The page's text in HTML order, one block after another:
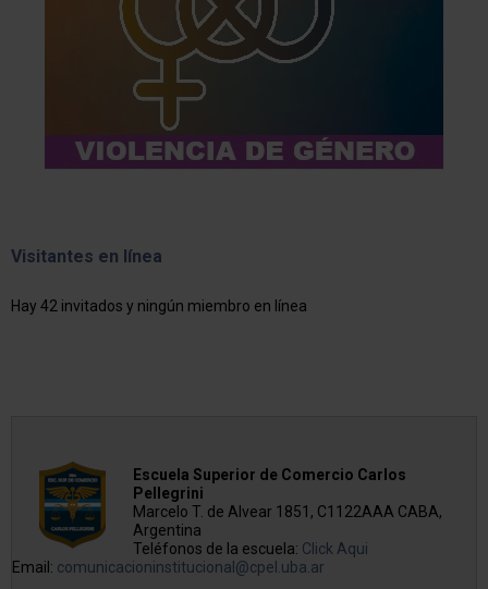
Visitantes en línea
Hay 42 invitados y ningún miembro en línea
Escuela Superior de Comercio Carlos
Pellegrini
Marcelo T. de Alvear 1851, C1122AAA CABA,
Argentina
Teléfonos de la escuela: Click Aqui
Email: comunicacioninstitucional@cpel.uba.ar